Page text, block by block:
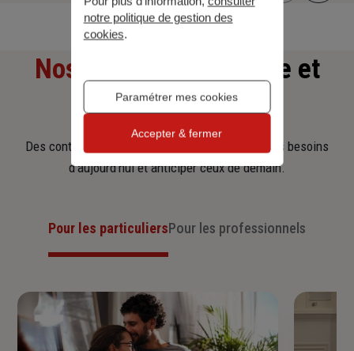
Nos offres
d'assurance et
d'épargne
Des contrats clairs et flexibles pour sécuriser vos besoins
d’aujourd’hui et anticiper ceux de demain.
Pour les particuliersPour les professionnels
notre politique de gestion des
cookies.
Paramétrer mes cookies
Accepter & fermer